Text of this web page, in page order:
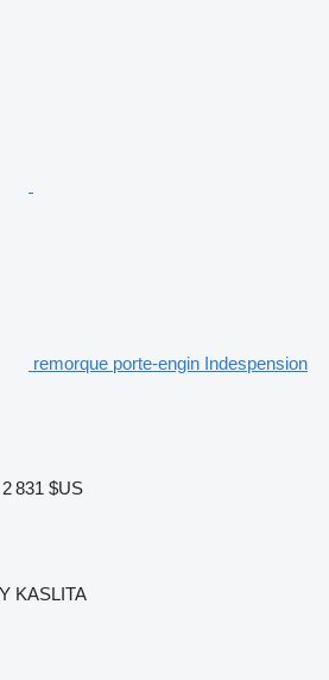
remorque porte-engin Indespension
831 $US
KASLITA